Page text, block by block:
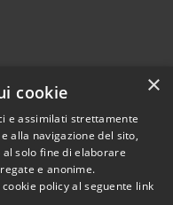
© 2026 • Comune di
Sant'Angelo • Powered
byMunicipium•
redazione
×
cookie
e assimilati strettamente
alla navigazione del sito,
solo fine di elaborare
e anonime.
policy al seguente link